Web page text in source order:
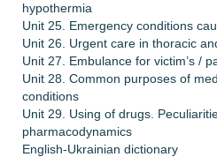
hypothermia
Unit 25. Emergency conditions
Unit 26. Urgent care in thoracic
Unit 27. Embulance for victim’s /
Unit 28. Common purposes of
conditions
Unit 29. Using of drugs.
pharmacodynamics
English-Ukrainian dictionary